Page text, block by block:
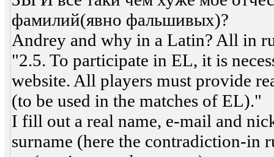
фамилий(явно фальшивых)?
Andrey and why in a Latin? All in
"2.5. To participate in EL, it is
website. All players must provide
(to be used in the matches of EL)."
I fill out a real name, e-mail and
surname (here the contradiction-in